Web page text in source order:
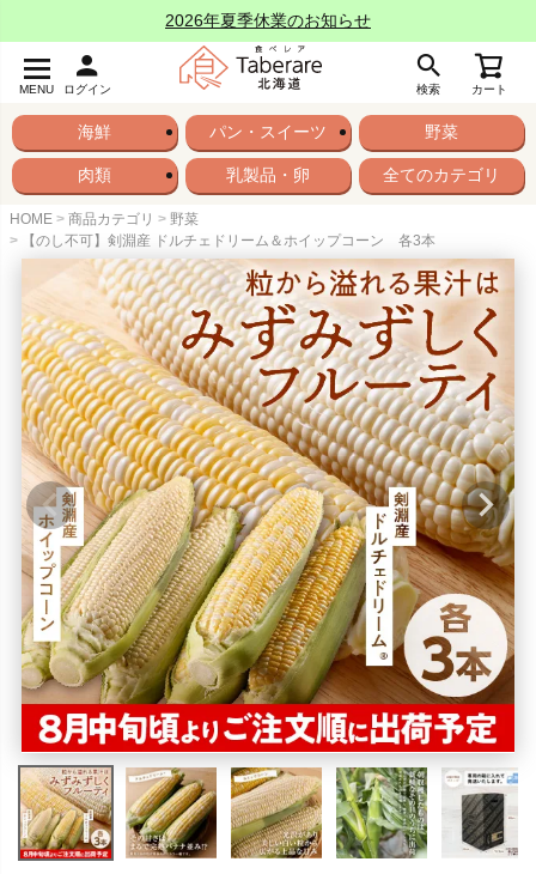
2026年夏季休業のお知らせ
MENU ログイン 検索 カート
海鮮 パン・スイーツ 野菜
肉類 乳製品・卵 全てのカテゴリ
HOME 商品カテゴリ
野菜
【のし不可】剣淵産 ドルチェドリーム＆ホイップコーン 各3本